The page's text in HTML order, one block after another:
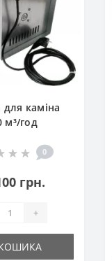
для каміна
м³/год
0
грн.
+